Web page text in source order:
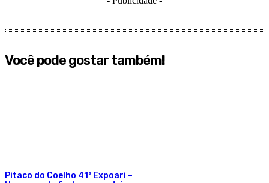
Você pode gostar também!
Pitaco do Coelho 41ª Expoari –